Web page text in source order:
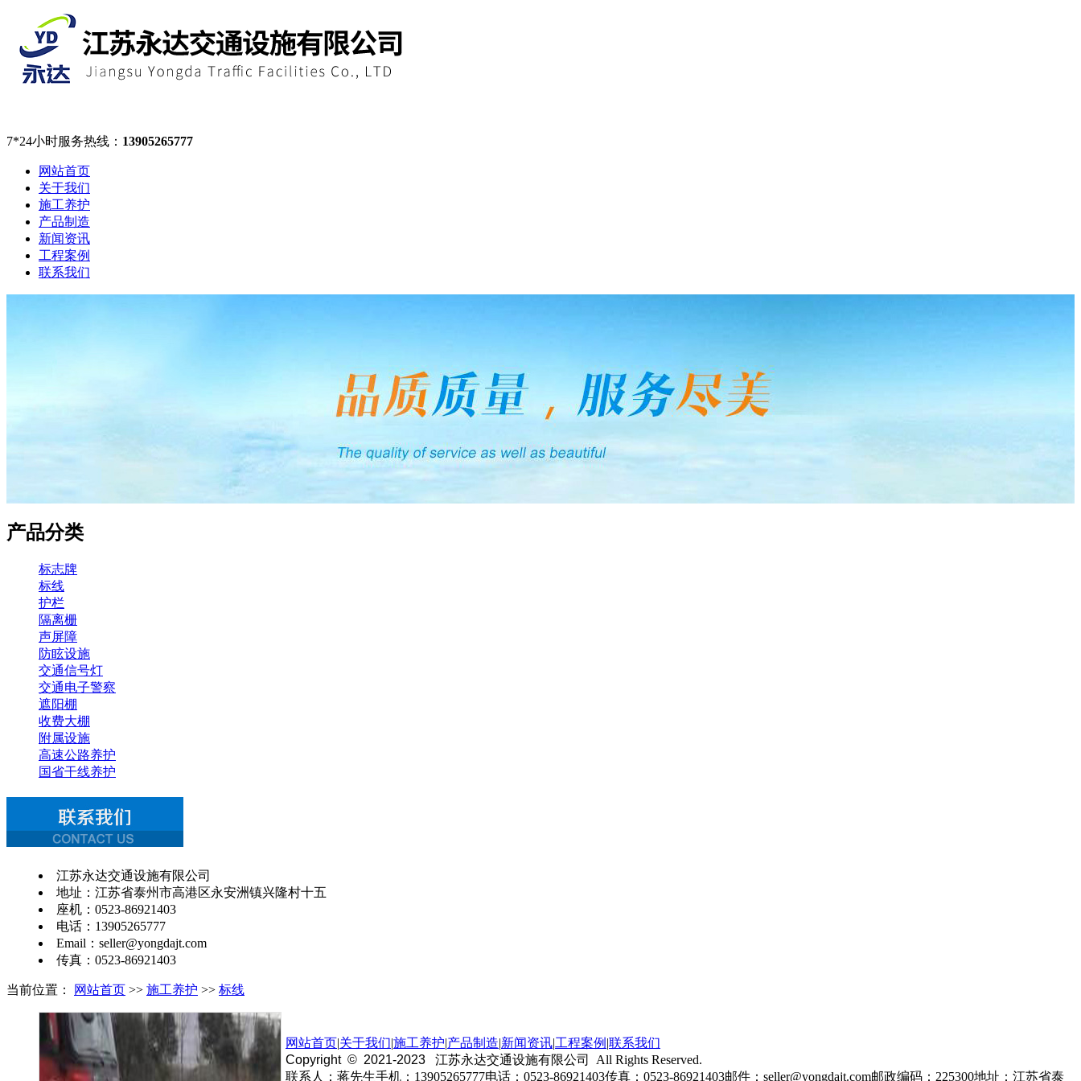
7*24小时服务热线： 13905265777
网站首页
关于我们
施工养护
产品制造
新闻资讯
工程案例
联系我们
产品分类
标志牌
标线
护栏
隔离栅
声屏障
防眩设施
交通信号灯
交通电子警察
遮阳棚
收费大棚
附属设施
高速公路养护
国省干线养护
江苏永达交通设施有限公司
地址：江苏省泰州市高港区永安洲镇兴隆村十五
座机：0523-86921403
电话：13905265777
Email：seller@yongdajt.com
传真：0523-86921403
当前位置： 网站首页 >> 施工养护 >> 标线
网站首页|关于我们|施工养护|产品制造|新闻资讯|工程案例 |联系我们
Copyright © 2021-2023
江苏永达交通设施有限公司 All Rights Reserved.
联系人：蒋先生手机：13905265777电话：0523-86921403传真：0523-86921403邮件：seller@yongdajt.com邮政编码：225300地址：江苏省泰